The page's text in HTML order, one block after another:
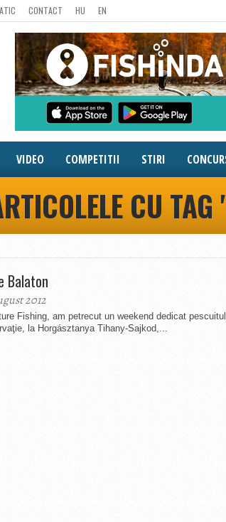
CONTACT HU EN
VIDEO COMPETITII STIRI
CU
Balaton
2012
Fishing, am petrecut un weekend dedicat
la Horgásztanya Tihany-Sajkod,...